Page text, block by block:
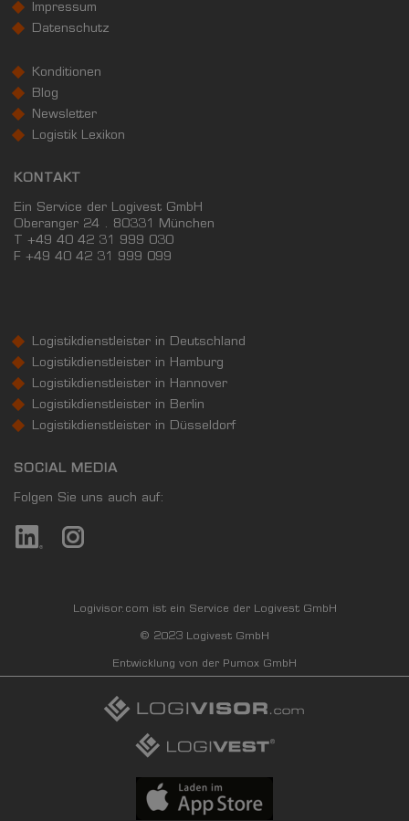
Impressum
Datenschutz
Konditionen
Blog
Newsletter
Logistik Lexikon
KONTAKT
Ein Service der Logivest GmbH
Oberanger 24 . 80331 München
T +49 40 42 31 999 030
F +49 40 42 31 999 099
Logistikdienstleister in Deutschland
Logistikdienstleister in Hamburg
Logistikdienstleister in Hannover
Logistikdienstleister in Berlin
Logistikdienstleister in Düsseldorf
SOCIAL MEDIA
Folgen Sie uns auch auf:
Logivisor.com ist ein Service der Logivest GmbH
© 2023 Logivest GmbH
Entwicklung von der Pumox GmbH